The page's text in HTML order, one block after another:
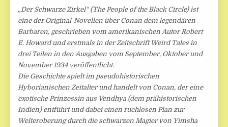
„Der Schwarze Zirkel“ (The People of the Black Circle) ist
eine der Original-Novellen über Conan dem legendären
Barbaren, geschrieben vom amerikanischen Autor Robert
E. Howard und erstmals in der Zeitschrift Weird Tales in
drei Teilen in den Ausgaben vom September, Oktober und
November 1934 veröffentlicht.
Die Geschichte spielt im pseudohistorischen
Hyborianischen Zeitalter und handelt von Conan, der eine
exotische Prinzessin aus Vendhya (dem prähistorischen
Indien) entführt und dabei einen ruchlosen Plan zur
Welteroberung durch die schwarzen Magier von Yimsha